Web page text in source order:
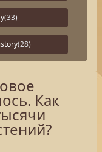
(33)
(28)
Как